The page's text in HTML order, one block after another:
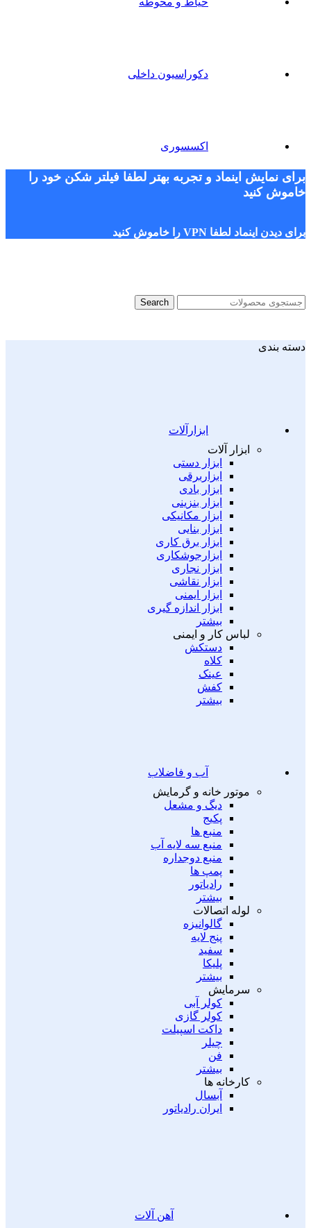
دکوراسیون داخلی
اکسسوری
برای نمایش اینماد و تجربه بهتر لطفا فیلتر شکن خود را
خاموش کنید
برای دیدن اینماد لطفا VPN را خاموش کنید
Search
دسته بندی
ابزارآلات
ابزار آلات
ابزار دستی
ابزاربرقی
ابزار بادی
ابزار بنزینی
ابزار مکانیکی
ابزار بنایی
ابزار برق کاری
ابزارجوشکاری
ابزار نجاری
ابزار نقاشی
ابزار ایمنی
ابزار اندازه گیری
بیشتر
لباس کار و ایمنی
دستکش
کلاه
عینک
کفش
بیشتر
آب و فاضلاب
موتور خانه و گرمایش
دیگ و مشعل
پکیج
منبع ها
منبع سه لایه آب
منبع دوجداره
پمپ ها
رادیاتور
بیشتر
لوله اتصالات
گالوانیزه
پنج لایه
سفید
پلیکا
بیشتر
سرمایش
کولر آبی
کولر گازی
داکت اسپیلت
چیلر
فن
بیشتر
کارخانه ها
آبسال
ایران رادیاتور
آهن آلات